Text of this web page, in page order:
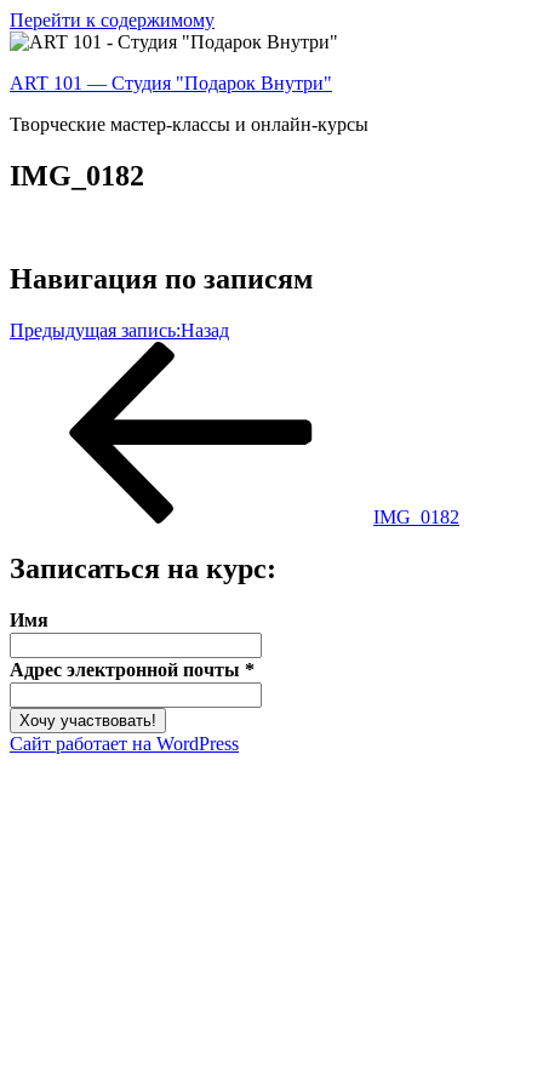
Перейти к содержимому
ART 101 — Студия "Подарок Внутри"
Творческие мастер-классы и онлайн-курсы
IMG_0182
Навигация по записям
Предыдущая запись:Назад
IMG_0182
Записаться на курс:
Имя
Адрес электронной почты *
Сайт работает на WordPress